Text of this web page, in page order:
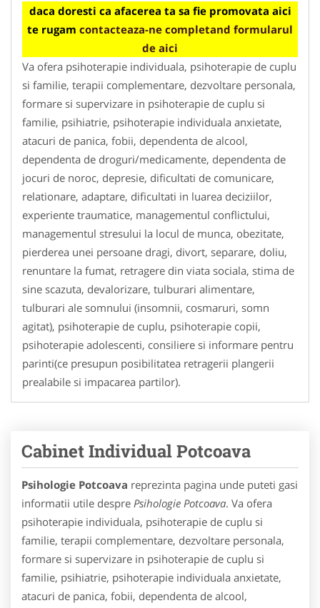
daca doresti ca afacerea ta sa fie promovata aici
te rugam contacteaza-ne completand formularul
de aici
Va ofera psihoterapie individuala, psihoterapie de cuplu
si familie, terapii complementare, dezvoltare personala,
formare si supervizare in psihoterapie de cuplu si
familie, psihiatrie, psihoterapie individuala anxietate,
atacuri de panica, fobii, dependenta de alcool,
dependenta de droguri/medicamente, dependenta de
jocuri de noroc, depresie, dificultati de comunicare,
relationare, adaptare, dificultati in luarea deciziilor,
experiente traumatice, managementul conflictului,
managementul stresului la locul de munca, obezitate,
pierderea unei persoane dragi, divort, separare, doliu,
renuntare la fumat, retragere din viata sociala, stima de
sine scazuta, devalorizare, tulburari alimentare,
tulburari ale somnului (insomnii, cosmaruri, somn
agitat), psihoterapie de cuplu, psihoterapie copii,
psihoterapie adolescenti, consiliere si informare pentru
parinti(ce presupun posibilitatea retragerii plangerii
prealabile si impacarea partilor).
Cabinet Individual Potcoava
Psihologie Potcoava reprezinta pagina unde puteti gasi
informatii utile despre Psihologie Potcoava. Va ofera
psihoterapie individuala, psihoterapie de cuplu si
familie, terapii complementare, dezvoltare personala,
formare si supervizare in psihoterapie de cuplu si
familie, psihiatrie, psihoterapie individuala anxietate,
atacuri de panica, fobii, dependenta de alcool,